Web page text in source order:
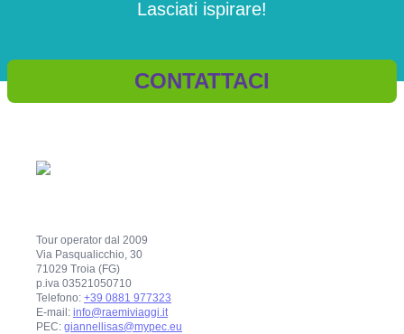
Lasciati ispirare!
CONTATTACI
Tour operator dal 2009
Via Pasqualicchio, 30
71029 Troia (FG)
p.iva 03521050710
Telefono: +39 0881 977323
E-mail: info@raemiviaggi.it
PEC: giannellisas@mypec.eu